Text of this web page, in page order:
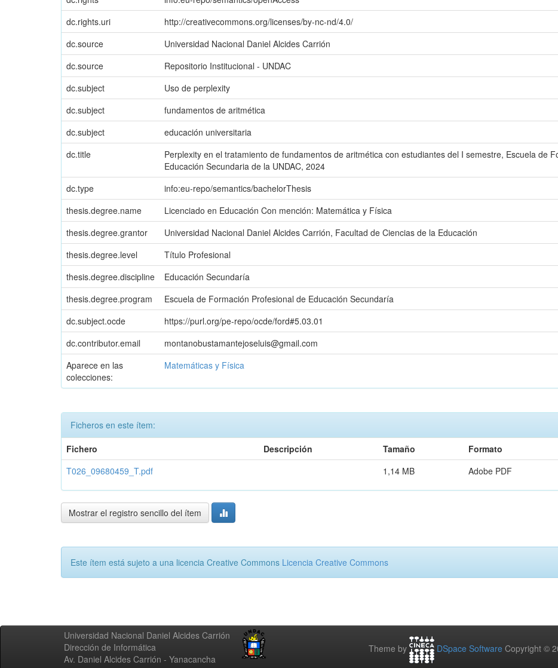
dc.rights.uri
http://creativecommons.org/licenses/by-nc-nd/4.0/
dc.source
Universidad Nacional Daniel Alcides Carrión
dc.source
Repositorio Institucional - UNDAC
dc.subject
Uso de perplexity
dc.subject
fundamentos de aritmética
dc.subject
educación universitaria
dc.title
Perplexity en el tratamiento de fundamentos de aritmética con estudiantes del I semestre, Escuela de
Educación Secundaria de la UNDAC, 2024
dc.type info:eu-repo/semantics/bachelorThesis
thesis.degree.name
Licenciado en Educación Con mención: Matemática y Física
thesis.degree.grantor
Universidad Nacional Daniel Alcides Carrión, Facultad de Ciencias de la Educación
thesis.degree.level
Título Profesional
thesis.degree.discipline
Educación Secundaría
thesis.degree.program
Escuela de Formación Profesional de Educación Secundaría
dc.subject.ocde
https://purl.org/pe-repo/ocde/ford#5.03.01
dc.contributor.email
montanobustamantejoseluis@gmail.com
Aparece en las
colecciones:
Matemáticas y Física
Ficheros en este ítem:
Fichero
Descripción Tamaño
Formato
T026_09680459_T.pdf
1,14 MB Adobe PDF
Mostrar el registro sencillo del ítem
Este ítem está sujeto a una licencia Creative Commons Licencia Creative Commons
Universidad Nacional Daniel Alcides Carrión
Dirección de Informática
Av. Daniel Alcides Carrión - Yanacancha
Theme by DSpace Software Copyright ©